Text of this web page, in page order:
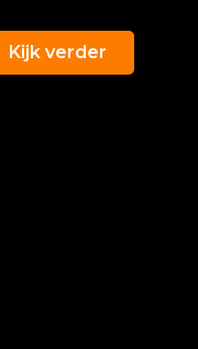
Kijk verder